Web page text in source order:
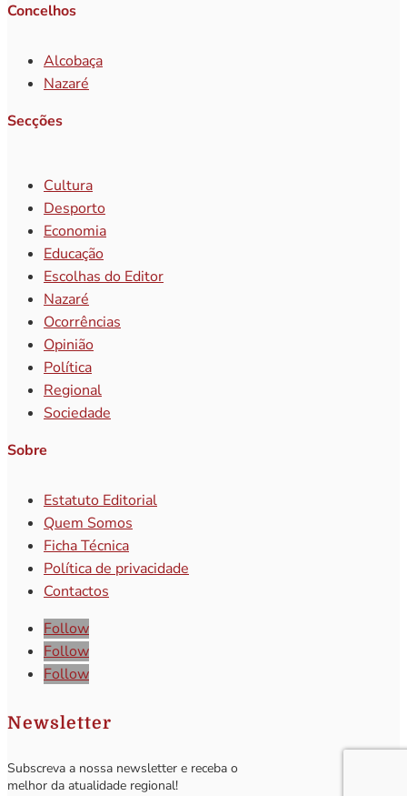
Concelhos
Alcobaça
Nazaré
Secções
Cultura
Desporto
Economia
Educação
Escolhas do Editor
Nazaré
Ocorrências
Opinião
Política
Regional
Sociedade
Sobre
Estatuto Editorial
Quem Somos
Ficha Técnica
Política de privacidade
Contactos
Follow
Follow
Follow
Newsletter
Subscreva a nossa newsletter e receba o
melhor da atualidade regional!